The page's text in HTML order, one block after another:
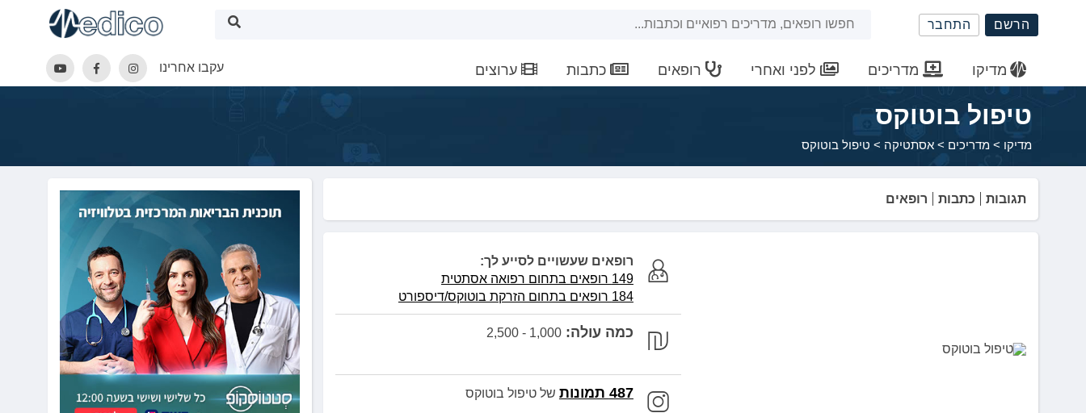
מַעֲרֶכֶת
לִנְגִישׁוּת
הרשם התחבר
חיפוש
מדיקו מדריכים לפני ואחרי רופאים כתבות ערוצים עקבו אחרינו
טיפול בוטוקס
מדיקו > מדריכים > אסתטיקה > טיפול בוטוקס
תגובות כתבות רופאים
רופאים שעשויים לסייע לך:
149 רופאים בתחום רפואה אסתטית
184 רופאים בתחום הזרקת בוטוקס/דיספורט
כמה עולה:1,000 - 2,500
487 תמונות של טיפול בוטוקס